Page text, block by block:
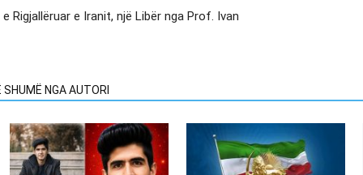
Rigjallëruar e Iranit, një Libër nga Prof. Ivan
SHUMË NGA AUTORI